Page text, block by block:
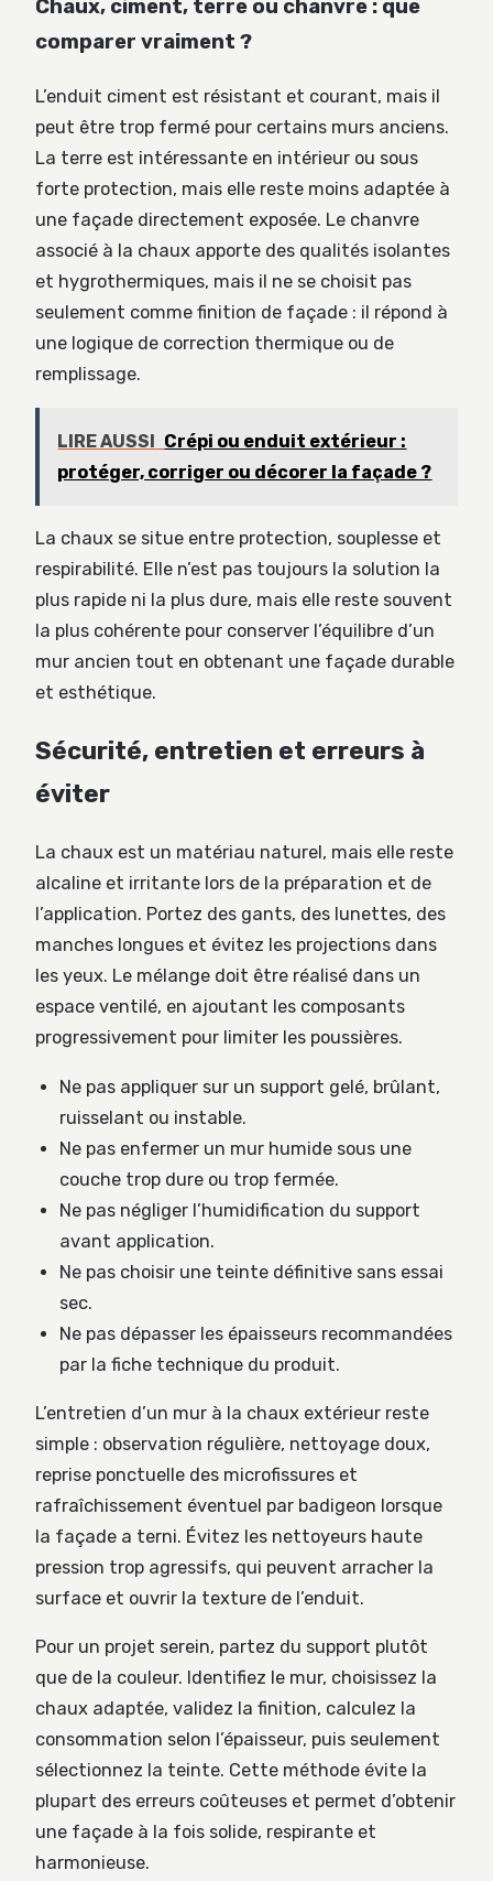
Chaux, ciment, terre ou chanvre : que
comparer vraiment ?
L’enduit ciment est résistant et courant, mais il
peut être trop fermé pour certains murs anciens.
La terre est intéressante en intérieur ou sous
forte protection, mais elle reste moins adaptée à
une façade directement exposée. Le chanvre
associé à la chaux apporte des qualités isolantes
et hygrothermiques, mais il ne se choisit pas
seulement comme finition de façade : il répond à
une logique de correction thermique ou de
remplissage.
LIRE AUSSI Crépi ou enduit extérieur :
protéger, corriger ou décorer la façade ?
La chaux se situe entre protection, souplesse et
respirabilité. Elle n’est pas toujours la solution la
plus rapide ni la plus dure, mais elle reste souvent
la plus cohérente pour conserver l’équilibre d’un
mur ancien tout en obtenant une façade durable
et esthétique.
Sécurité, entretien et erreurs à
éviter
La chaux est un matériau naturel, mais elle reste
alcaline et irritante lors de la préparation et de
l’application. Portez des gants, des lunettes, des
manches longues et évitez les projections dans
les yeux. Le mélange doit être réalisé dans un
espace ventilé, en ajoutant les composants
progressivement pour limiter les poussières.
Ne pas appliquer sur un support gelé, brûlant,
ruisselant ou instable.
Ne pas enfermer un mur humide sous une
couche trop dure ou trop fermée.
Ne pas négliger l’humidification du support
avant application.
Ne pas choisir une teinte définitive sans essai
sec.
Ne pas dépasser les épaisseurs recommandées
par la fiche technique du produit.
L’entretien d’un mur à la chaux extérieur reste
simple : observation régulière, nettoyage doux,
reprise ponctuelle des microfissures et
rafraîchissement éventuel par badigeon lorsque
la façade a terni. Évitez les nettoyeurs haute
pression trop agressifs, qui peuvent arracher la
surface et ouvrir la texture de l’enduit.
Pour un projet serein, partez du support plutôt
que de la couleur. Identifiez le mur, choisissez la
chaux adaptée, validez la finition, calculez la
consommation selon l’épaisseur, puis seulement
sélectionnez la teinte. Cette méthode évite la
plupart des erreurs coûteuses et permet d’obtenir
une façade à la fois solide, respirante et
harmonieuse.